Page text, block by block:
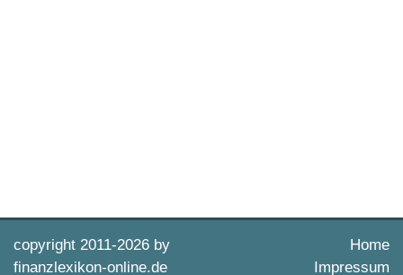
copyright 2011-2026 by
finanzlexikon-online.de
Home
Impressum